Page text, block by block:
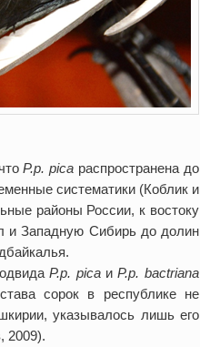
P.p. pica распространена до
систематики (Коблик и
районы России, к востоку
и Западную Сибирь до долин
P.p. picaиP.p. bactriana
сорок в республике не
указывалось лишь его
2009).